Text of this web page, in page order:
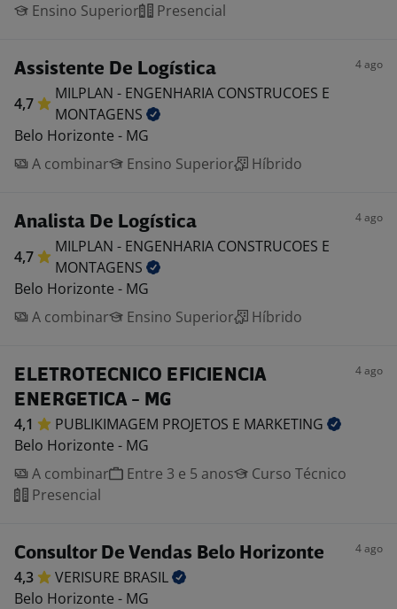
Ensino Superior
Presencial
Assistente De Logística 4 ago
4,7
MILPLAN - ENGENHARIA CONSTRUCOES E
MONTAGENS
Belo Horizonte - MG
A combinar
Ensino Superior Híbrido
Analista De Logística 4 ago
4,7
MILPLAN - ENGENHARIA CONSTRUCOES E
MONTAGENS
Belo Horizonte - MG
A combinar
Ensino Superior Híbrido
ELETROTECNICO EFICIENCIA
ENERGETICA - MG
4 ago
4,1 PUBLIKIMAGEM PROJETOS E MARKETING
Belo Horizonte - MG
A combinar
Entre 3 e 5 anos
Curso Técnico
Presencial
Consultor De Vendas Belo Horizonte 4 ago
4,3 VERISURE BRASIL
Belo Horizonte - MG